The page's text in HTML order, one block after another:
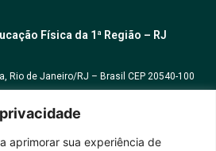
aprimorar sua experiência de
Física da 1ª Região – RJ
Rio de Janeiro/RJ – Brasil CEP 20540-100